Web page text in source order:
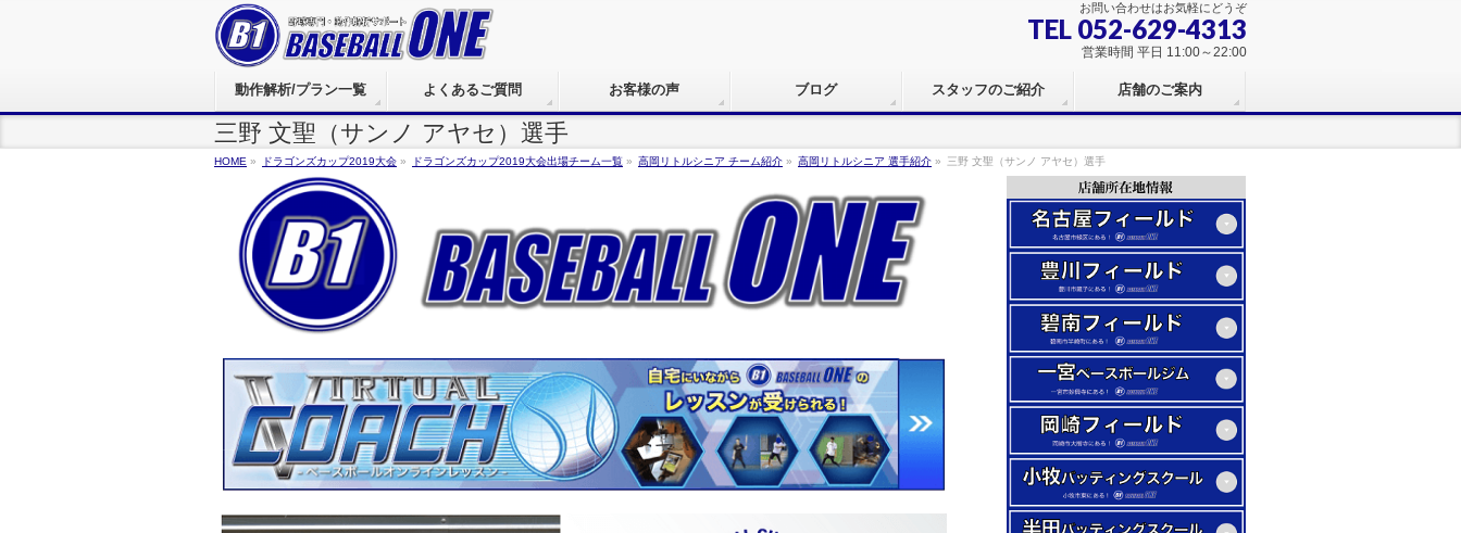
お問い合わせはお気軽にどうぞ
TEL 052-629-4313
営業時間 平日 11:00～22:00
動作解析/プラン一覧 よくあるご質問 お客様の声 ブログ スタッフのご紹介 店舗のご案内
三野 文聖（サンノ アヤセ）選手
HOME » ドラゴンズカップ2019大会 » ドラゴンズカップ2019大会出場チーム一覧 » 高岡リトルシニア チーム紹介 » 高岡リトルシニア 選手紹介 » 三野 文聖（サンノ アヤセ）選手